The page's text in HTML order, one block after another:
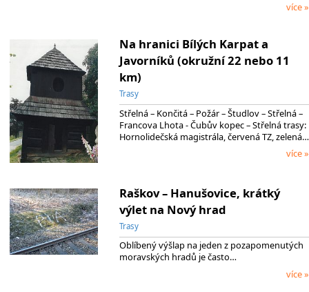
více »
Na hranici Bílých Karpat a
Javorníků (okružní 22 nebo 11
km)
Trasy
Střelná – Končitá – Požár – Študlov – Střelná –
Francova Lhota - Čubův kopec – Střelná trasy:
Hornolidečská magistrála, červená TZ, zelená…
více »
Raškov – Hanušovice, krátký
výlet na Nový hrad
Trasy
Oblíbený výšlap na jeden z pozapomenutých
moravských hradů je často…
více »